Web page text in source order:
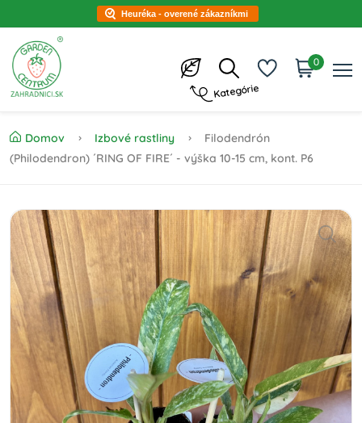
Heuréka - overené zákazníkmi
Kategórie
0
Domov Izbové rastliny
Filodendrón
(Philodendron) ´RING OF FIRE´ - výška 10-15 cm, kont. P6